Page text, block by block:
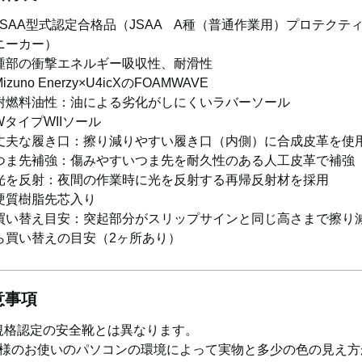
型式認定合格品（JSAA A種（普通作業用）プロテクテ
ーカー）
部の衝撃エネルギー吸収性、耐滑性
Enerzy×U4icXのFOAMWAVE
燃料油性：油による劣化がしにくいラバーソール
タイプWIIソール
夫な履き口：擦り減りやすい履き口（内側）に合成皮革を使
ま先補強：傷みやすいつま先を耐久性のある人工皮革で補強
を反射：夜間の作業時に光を反射する再帰反射材を採用
質樹脂先芯入り
い替え目安：突起部分がスリップサインと同じ高さまで擦り
買い替えの目安（2ヶ所あり）
事項
格認定の安全靴とは異なります。
のお使いのパソコンの環境によって実物と多少の色の見え